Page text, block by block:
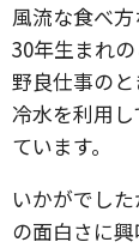
風流な食べ
30年生まれ
野良仕事の
冷水を利用
ています。
いかがでし
の面白さに興